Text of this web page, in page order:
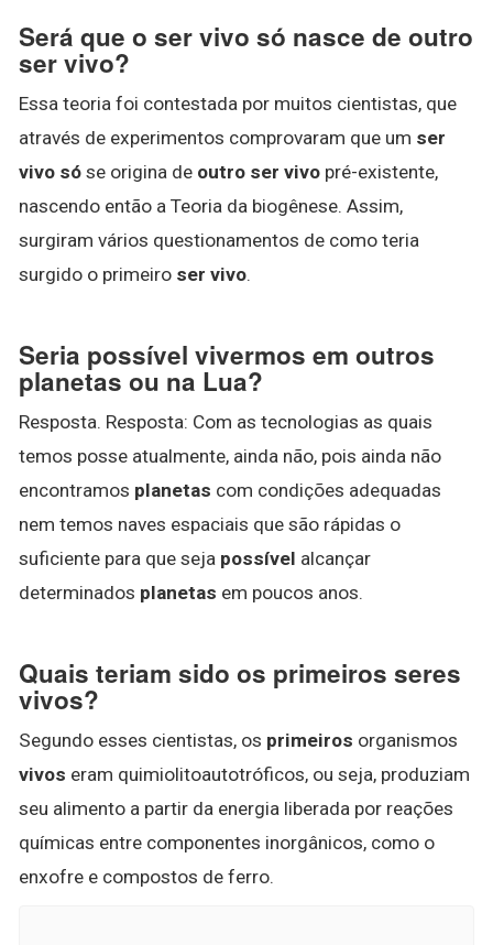
Será que o ser vivo só nasce de outro
ser vivo?
Essa teoria foi contestada por muitos cientistas, que
através de experimentos comprovaram que um ser
vivo só se origina de outro ser vivo pré-existente,
nascendo então a Teoria da biogênese. Assim,
surgiram vários questionamentos de como teria
surgido o primeiro ser vivo.
Seria possível vivermos em outros
planetas ou na Lua?
Resposta. Resposta: Com as tecnologias as quais
temos posse atualmente, ainda não, pois ainda não
encontramos planetas com condições adequadas
nem temos naves espaciais que são rápidas o
suficiente para que seja possível alcançar
determinados planetas em poucos anos.
Quais teriam sido os primeiros seres
vivos?
Segundo esses cientistas, os primeiros organismos
vivos eram quimiolitoautotróficos, ou seja, produziam
seu alimento a partir da energia liberada por reações
químicas entre componentes inorgânicos, como o
enxofre e compostos de ferro.